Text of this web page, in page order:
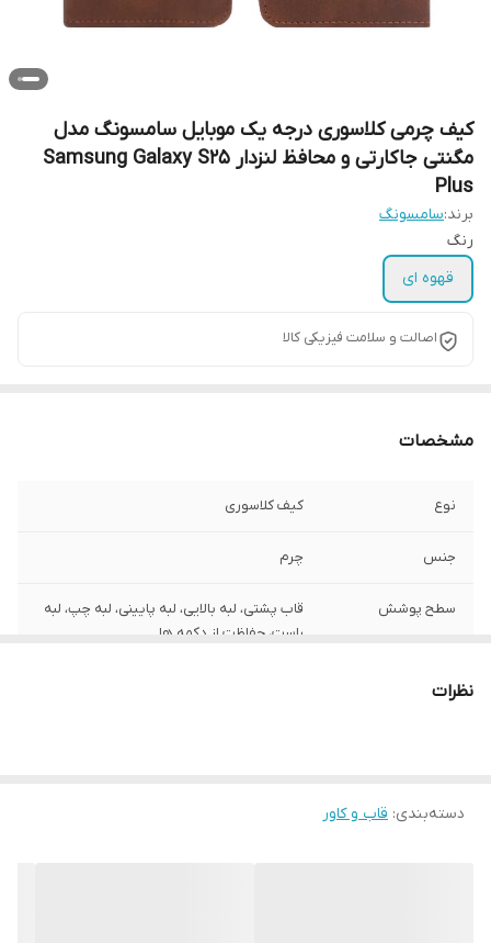
کیف چرمی کلاسوری درجه یک موبایل سامسونگ مدل
مگنتی جاکارتی و محافظ لنزدار Samsung Galaxy S25
Plus
برند:سامسونگ
رنگ
قهوه ای
اصالت و سلامت فیزیکی کالا
مشخصات
نوع کیف کلاسوری
جنس چرم
سطح پوشش
قاب پشتی، لبه بالایی، لبه پایینی، لبه چپ، لبه
راست، حفاظت از دکمه‌ ها
سایر قابلیت‌هانظرات
دسته‌بندی: قاب و کاور